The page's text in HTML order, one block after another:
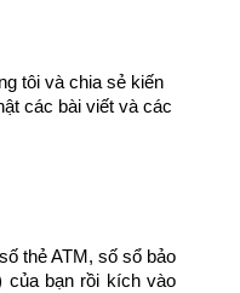
bóng trong cuộc
dép, số sổ bảo
dân tộc mà mỗi
lại cho rất xấu. Vì
và đặc biệt là theo
hợp với mình hay
tôi và chia sẻ kiến
các bài viết và các
thẻ ATM, số sổ bảo
của bạn rồi kích vào